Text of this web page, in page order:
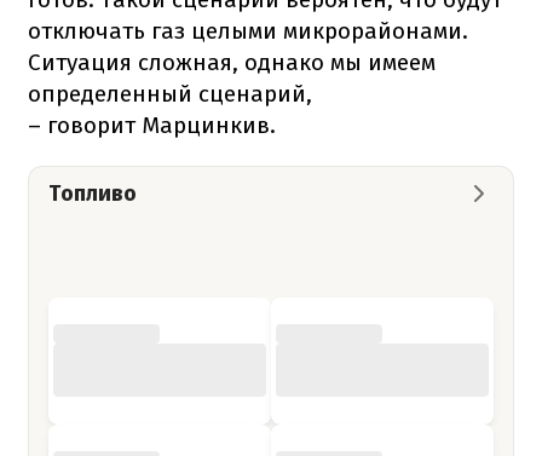
отключать газ целыми микрорайонами.
Ситуация сложная, однако мы имеем
определенный сценарий,
– говорит Марцинкив.
Топливо